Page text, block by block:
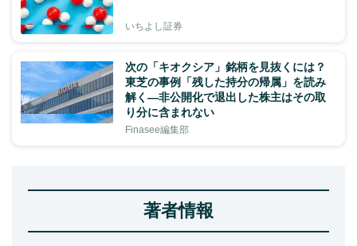
いちよし証券
次の「キオクシア」銘柄を見抜くには？
東芝の事例「残した持分の帰属」を読み
解く—非公開化で退出した株主はその取
り分に含まれない
Finasee編集部
著者情報